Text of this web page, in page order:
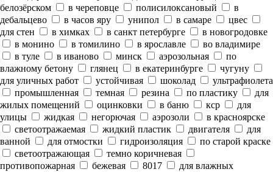
белозёрском
в череповце полисилоксановый
в
дебальцево
в часов яру унипол в самаре
цвес
для стен
в химках в санкт петербурге
в новогродовке
в монино
в томилино в ярославле
во владимире
в туле
в иваново минск аэрозольная
по
влажному бетону
глянец в екатеринбурге
чугуну
для уличных работ
устойчивая шоколад
ультрафиолета
промышленная
темная резина по пластику
для
жилых помещений
оцинковки в баню кср
для
улицы
жидкая негорючая аэрозоли
в красноярске
светоотражаемая
жидкий пластик двигателя
для
ванной
для отмостки гидроизоляция
по старой краске
светоотражающая
темно коричневая
противопожарная
бежевая 8017
для влажных